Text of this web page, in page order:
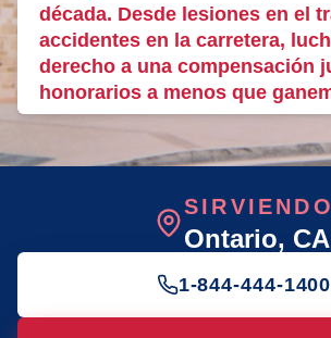
década. Desde lesiones en el
accidentes en la carretera,
derecho a una compensación
honorarios a menos que
SIRVIENDO
Ontario, CA
1-844-444-1400